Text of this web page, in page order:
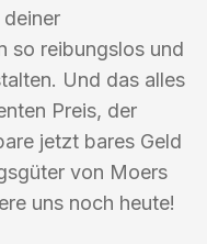
so reibungslos und
Und das alles
Preis, der
jetzt bares Geld
von Moers
uns noch heute!